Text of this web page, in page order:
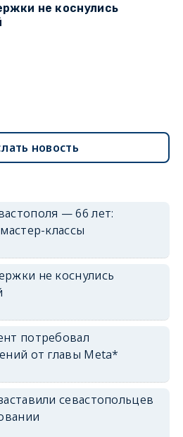
не коснулись
новость
— 66 лет:
классы
не коснулись
потребовал
от главы Meta*
севастопольцев